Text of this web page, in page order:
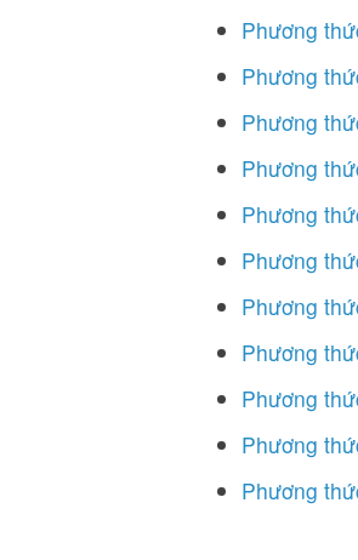
Phương
Phương
Phương
Phương
Phương
Phương
Phương
Phương
Phương
Phương
Phương